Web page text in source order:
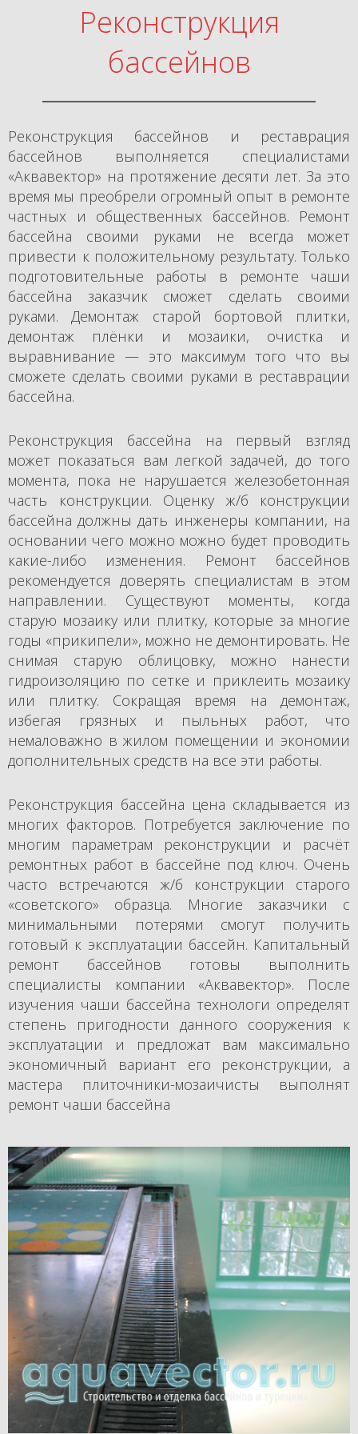
Реконструкция
бассейнов
Реконструкция бассейнов и реставрация
бассейнов выполняется специалистами
«Аквавектор» на протяжение десяти лет. За это
время мы преобрели огромный опыт в ремонте
частных и общественных бассейнов. Ремонт
бассейна своими руками не всегда может
привести к положительному результату. Только
подготовительные работы в ремонте чаши
бассейна заказчик сможет сделать своими
руками. Демонтаж старой бортовой плитки,
демонтаж плёнки и мозаики, очистка и
выравнивание — это максимум того что вы
сможете сделать своими руками в реставрации
бассейна.
Реконструкция бассейна на первый взгляд
может показаться вам легкой задачей, до того
момента, пока не нарушается железобетонная
часть конструкции. Оценку ж/б конструкции
бассейна должны дать инженеры компании, на
основании чего можно можно будет проводить
какие-либо изменения. Ремонт бассейнов
рекомендуется доверять специалистам в этом
направлении. Существуют моменты, когда
старую мозаику или плитку, которые за многие
годы «прикипели», можно не демонтировать. Не
снимая старую облицовку, можно нанести
гидроизоляцию по сетке и приклеить мозаику
или плитку. Сокращая время на демонтаж,
избегая грязных и пыльных работ, что
немаловажно в жилом помещении и экономии
дополнительных средств на все эти работы.
Реконструкция бассейна цена складывается из
многих факторов. Потребуется заключение по
многим параметрам реконструкции и расчёт
ремонтных работ в бассейне под ключ. Очень
часто встречаются ж/б конструкции старого
«советского» образца. Многие заказчики с
минимальными потерями смогут получить
готовый к эксплуатации бассейн. Капитальный
ремонт бассейнов готовы выполнить
специалисты компании «Аквавектор». После
изучения чаши бассейна технологи определят
степень пригодности данного сооружения к
эксплуатации и предложат вам максимально
экономичный вариант его реконструкции, а
мастера плиточники-мозаичисты выполнят
ремонт чаши бассейна